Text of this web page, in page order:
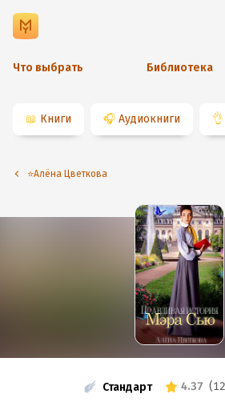
Что выбрать Библиотека
📖 Книги 🎧 Аудиокниги 👌
⭐️Алёна Цветкова
Стандарт 4.37 (